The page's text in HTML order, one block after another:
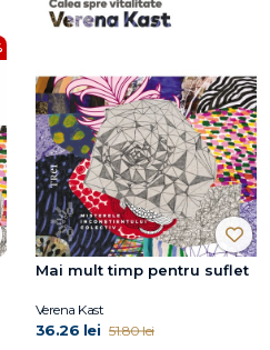
Mai mult timp pentru suflet
Verena Kast
36.26 lei 51.80 lei